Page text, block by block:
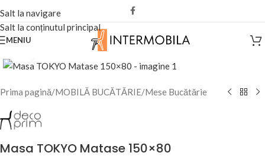
Salt la navigare
Salt la conținutul principal
MENIU
Fă clic pentru a mări
Prima pagină/MOBILĂ BUCĂTĂRIE/Mese Bucătărie
Masa TOKYO Matase 150×80